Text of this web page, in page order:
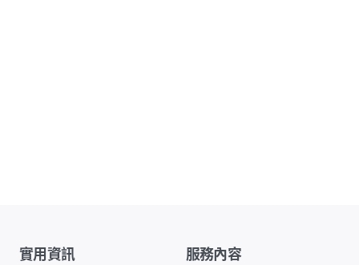
實用資訊 服務內容